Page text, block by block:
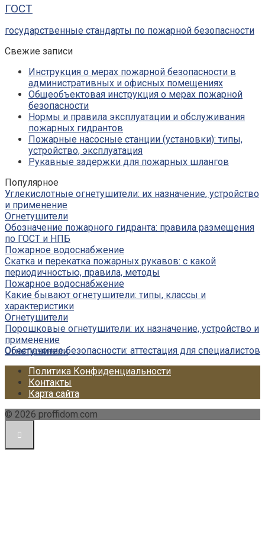
ГОСТ
государственные стандарты по пожарной безопасности
Свежие записи
Инструкция о мерах пожарной безопасности в
административных и офисных помещениях
Общеобъектовая инструкция о мерах пожарной
безопасности
Нормы и правила эксплуатации и обслуживания
пожарных гидрантов
Пожарные насосные станции (установки): типы,
устройство, эксплуатация
Рукавные задержки для пожарных шлангов
Популярное
Углекислотные огнетушители: их назначение, устройство
и применение
Огнетушители
Обозначение пожарного гидранта: правила размещения
по ГОСТ и НПБ
Пожарное водоснабжение
Скатка и перекатка пожарных рукавов: с какой
периодичностью, правила, методы
Пожарное водоснабжение
Какие бывают огнетушители: типы, классы и
характеристики
Огнетушители
Порошковые огнетушители: их назначение, устройство и
применение
Огнетушители
Обеспечение безопасности: аттестация для специалистов
Политика Конфиденциальности
Контакты
Карта сайта
© 2026 proffidom.com